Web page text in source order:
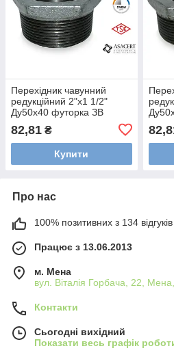
Перехідник чавунний
редукційний 2"х1 1/2"
Ду50х40 футорка ЗВ
82,81 ₴
Купити
Про нас
100% позитивних з 134 відгуків
Працює з 13.06.2013
м. Мена
вул. Віталія Горбача, 22,
Контакти
Сьогодні вихідний
Показати весь графік